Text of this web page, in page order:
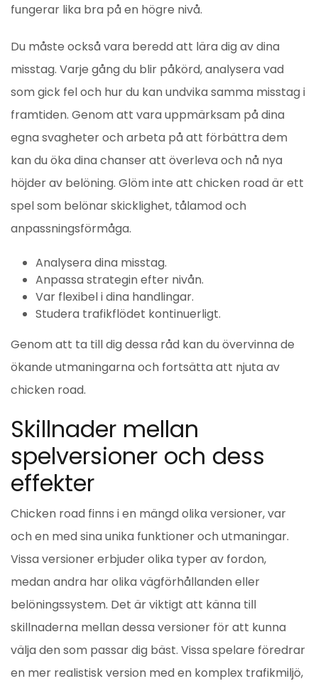
fungerar lika bra på en högre nivå.
Du måste också vara beredd att lära dig av dina
misstag. Varje gång du blir påkörd, analysera vad
som gick fel och hur du kan undvika samma misstag i
framtiden. Genom att vara uppmärksam på dina
egna svagheter och arbeta på att förbättra dem
kan du öka dina chanser att överleva och nå nya
höjder av belöning. Glöm inte att chicken road är ett
spel som belönar skicklighet, tålamod och
anpassningsförmåga.
Analysera dina misstag.
Anpassa strategin efter nivån.
Var flexibel i dina handlingar.
Studera trafikflödet kontinuerligt.
Genom att ta till dig dessa råd kan du övervinna de
ökande utmaningarna och fortsätta att njuta av
chicken road.
Skillnader mellan
spelversioner och dess
effekter
Chicken road finns i en mängd olika versioner, var
och en med sina unika funktioner och utmaningar.
Vissa versioner erbjuder olika typer av fordon,
medan andra har olika vägförhållanden eller
belöningssystem. Det är viktigt att känna till
skillnaderna mellan dessa versioner för att kunna
välja den som passar dig bäst. Vissa spelare föredrar
en mer realistisk version med en komplex trafikmiljö,